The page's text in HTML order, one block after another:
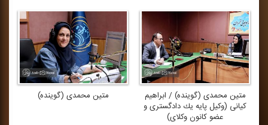
متین محمدی (گوینده) / ابراهیم
كیانی (وكیل پایه یك دادگستری و
عضو كانون وكلای)
متین محمدی (گوینده)